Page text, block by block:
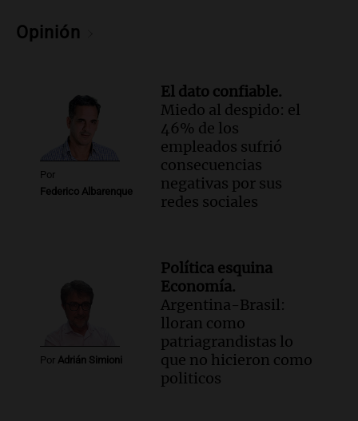
Opinión
Por
Federico Albarenque
El dato confiable.
Miedo al despido: el
46% de los
empleados sufrió
consecuencias
negativas por sus
redes sociales
Por Adrián Simioni
Política esquina
Economía.
Argentina-Brasil:
lloran como
patriagrandistas lo
que no hicieron como
politicos